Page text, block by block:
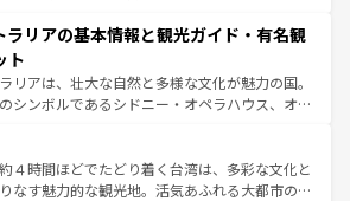
オーリンズでは、音楽と美食が融合した独特の
。旅行者はアメリカの各地域で異なる魅力を楽
、その多様性と豊かな歴史を感じることができ
車でのロードトリップや列車の旅も、アメリカ
逃せない。また、定番の観光地といえばオアフ
かな自然を求めるならマウイ島やカウアイ島が
エメラルドグリーンに輝く海をはじめ、豊かな
が息づいている。「アロハスピリット」と呼ば
しいローカルフードやハワイアンミュージッ
なフラダンスなど、すべてがハワイの魅力を彩
訪れるたびに新しい発見と感動が待っているハ
ラリアの基本情報と観光ガイド・有名観
ト
リアは、壮大な自然と多様な文化が魅力の国。
シンボルであるシドニー・オペラハウス、オー
や大陸中央部にそびえるウルル（エアーズロッ
マニアの美しい原生林やケアンズの熱帯雨林な
ろがたくさん。また、カフェやワイン、オージ
４時間ほどでたどり着く台湾は、多彩な文化と
なす魅力的な観光地。活気あふれる大都市の台